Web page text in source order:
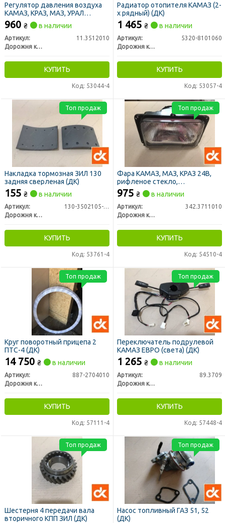
Регулятор давления воздуха
КАМАЗ, КРАЗ, МАЗ, УРАЛ
(ст.обр.) (ДК)
960 ₴ в наличии
Артикул:
11.3512010
Дорожня карта
КУПИТЬ
Код: 53044-4
Радиатор отопителя КАМАЗ (2-
х рядный) (ДК)
1 465 ₴ в наличии
Артикул:
5320-8101060
Дорожня карта
КУПИТЬ
Код: 53057-4
Накладка тормозная ЗИЛ 130
задняя сверленая (ДК)
155 ₴ в наличии
Артикул:
130-3502105-21
Дорожня карта
КУПИТЬ
Код: 53761-4
Топ продаж
Фара КАМАЗ, МАЗ, КРАЗ 24В,
рифленое стекло,
прямоугольная, ручной
корректор (ДК)
975 ₴ в наличии
Артикул:
342.3711010
Дорожня карта
КУПИТЬ
Код: 54510-4
Топ продаж
Круг поворотный прицепа 2
ПТС-4 (ДК)
14 750 ₴ в наличии
Артикул:
887-2704010
Дорожня карта
КУПИТЬ
Код: 57111-4
Топ продаж
Переключатель подрулевой
КАМАЗ ЕВРО (света) (ДК)
1 265 ₴ в наличии
Артикул:
89.3709
Дорожня карта
КУПИТЬ
Код: 57448-4
Топ продаж
Шестерня 4 передачи вала
вторичного КПП ЗИЛ (ДК)
Топ продаж
Насос топливный ГАЗ 51, 52
(ДК)
Топ продаж